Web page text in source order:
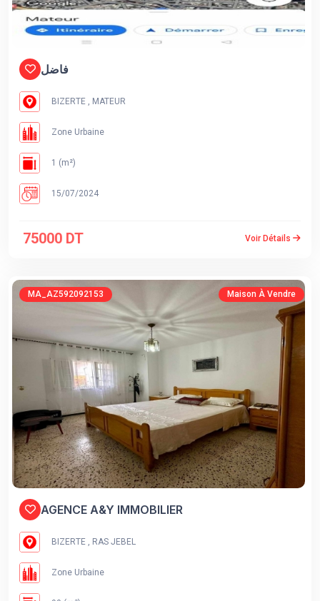
فاضل
BIZERTE , MATEUR
Zone Urbaine
1 (m²)
15/07/2024
75000 DT Voir Détails
MA_AZ592092153 Maison À Vendre
AGENCE A&Y IMMOBILIER
BIZERTE , RAS JEBEL
Zone Urbaine